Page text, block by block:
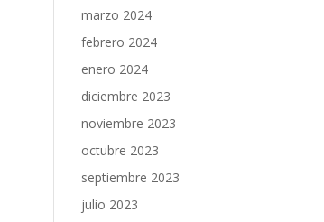
marzo 2024
febrero 2024
enero 2024
diciembre 2023
noviembre 2023
octubre 2023
septiembre 2023
julio 2023